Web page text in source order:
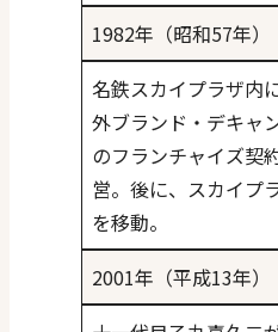
1982年（昭和57年）
名鉄スカイプラザ内
外ブランド・デキャ
のフランチャイズ契
営。後に、スカイプ
を移動。
2001年（平成13年）